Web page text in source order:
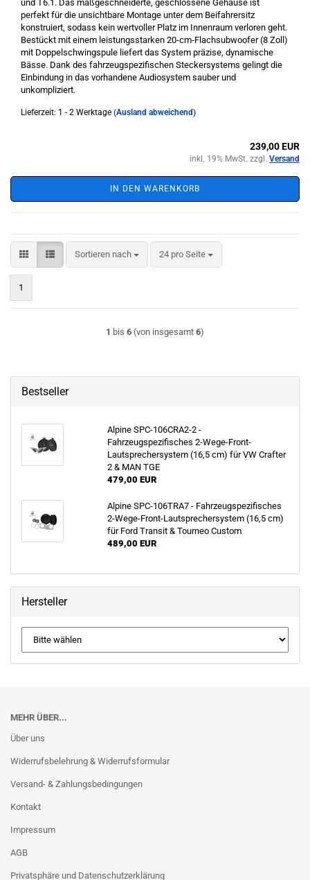
und T6.1. Das maßgeschneiderte, geschlossene Gehäuse ist
perfekt für die unsichtbare Montage unter dem Beifahrersitz
konstruiert, sodass kein wertvoller Platz im Innenraum verloren geht.
Bestückt mit einem leistungsstarken 20-cm-Flachsubwoofer (8 Zoll)
mit Doppelschwingspule liefert das System präzise, dynamische
Bässe. Dank des fahrzeugspezifischen Steckersystems gelingt die
Einbindung in das vorhandene Audiosystem sauber und
unkompliziert.
Lieferzeit: 1 - 2 Werktage (Ausland abweichend)
239,00 EUR
inkl. 19% MwSt. zzgl. Versand
IN DEN WARENKORB
Sortieren nach
Sortieren nach 24 pro Seite
pro Seite
1
1 bis 6 (von insgesamt 6)
Bestseller
Alpine SPC-106CRA2-2 -
Fahrzeugspezifisches 2-Wege-Front-
Lautsprechersystem (16,5 cm) für VW Crafter
2 & MAN TGE
479,00 EUR
Alpine SPC-106TRA7 - Fahrzeugspezifisches
2-Wege-Front-Lautsprechersystem (16,5 cm)
für Ford Transit & Tourneo Custom
489,00 EUR
Hersteller
MEHR ÜBER...
Über uns
Widerrufsbelehrung & Widerrufsformular
Versand- & Zahlungsbedingungen
Kontakt
Impressum
AGB
Privatsphäre und Datenschutzerklärung